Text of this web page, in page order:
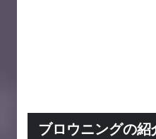
ブロウニングの紹